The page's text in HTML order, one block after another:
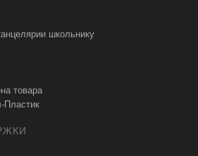
школьнику
товара
Пластик